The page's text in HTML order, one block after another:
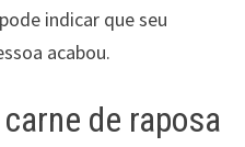
indicar que seu
acabou.
de raposa